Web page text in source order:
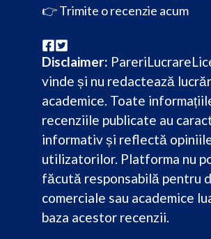
👉Trimite o recenzie acum
Disclaimer:
vinde și nu redactează
academice. Toate
recenziile publicate au
informativ și reflectă
utilizatorilor. Platforma nu
făcută responsabilă pentru
comerciale sau academice
baza acestor recenzii.